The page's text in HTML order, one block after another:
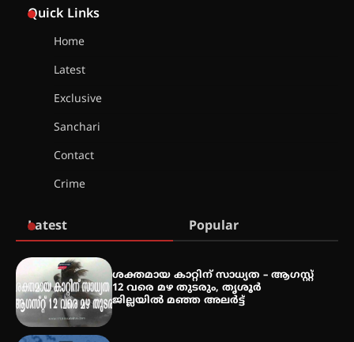
തിരനോട്ടം ‘അരങ്ങ് 2026’ ഉണർന്നു
Quick Links
Home
Latest
Exclusive
Sanchari
Contact
Crime
Latest Popular
ശക്തമായ കാറ്റിന് സാധ്യത – ആഗസ്റ്റ്
12 വരെ മഴ തുടരും, തൃശൂർ
ജില്ലയിൽ മഞ്ഞ അലർട്ട്